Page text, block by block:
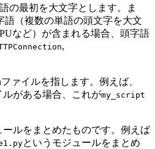
の最初を大文字とします。ま
語（複数の単語の頭文字を大文
など）が含まれる場合、頭字語
,
ァイルを指します。例えば、
ルがある場合、これがmy_script
ールをまとめたものです。例えば
というモジュールをまとめ